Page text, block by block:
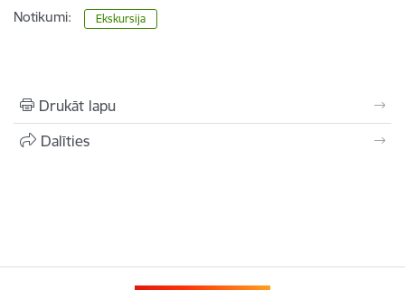
Notikumi: Ekskursija
Drukāt lapu
Dalīties